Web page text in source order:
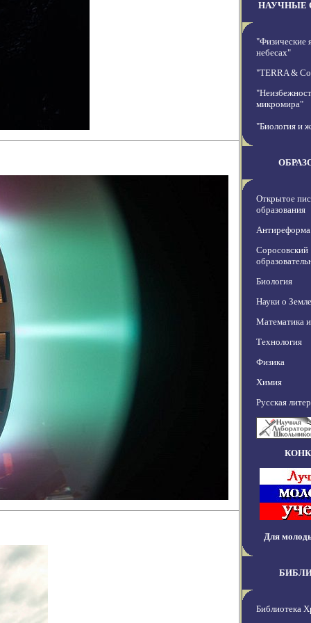
НАУЧНЫЕ
"Физические
небесах"
"TERRA &
микромира"
"Биология и
Открытое
образования
Антиреформа
Соросовский
Биология
Науки о Земле
Математика
Технология
Физика
Химия
Русская
Для
Библиотека